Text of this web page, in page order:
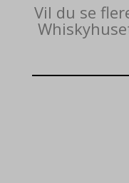
Vil du se